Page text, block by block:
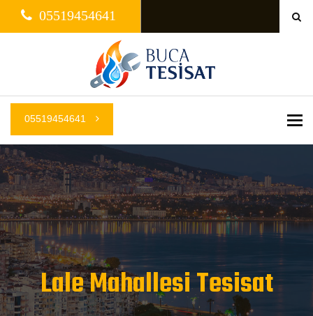
05519454641
05519454641
Lale Mahallesi Tesisat